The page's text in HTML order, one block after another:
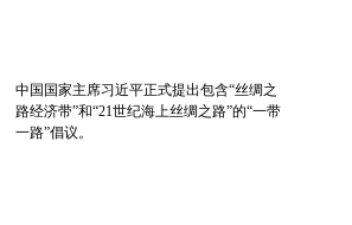
中国国家主席习近平正式提出包含“丝绸之
路经济带”和“21世纪海上丝绸之路”的“一带
一路”倡议。